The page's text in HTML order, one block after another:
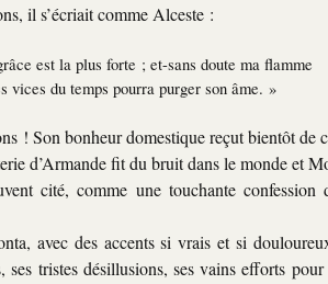
il s’écriait comme Alceste :
est la plus forte ; et-sans doute ma flamme
vices du temps pourra purger son âme. »
! Son bonheur domestique reçut bientôt de
d’Armande fit du bruit dans le monde et
cité, comme une touchante
avec des accents si vrais et si
ses tristes désillusions, ses vains efforts